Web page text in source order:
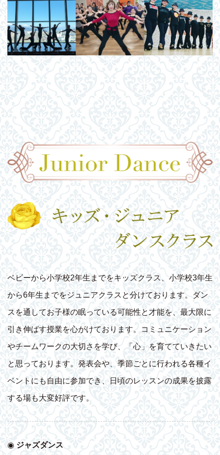
ベビーから小学校2年生までをキッズクラス、小学校3年生
から6年生までをジュニアクラスと分けております。ダン
スを通してお子様の眠っている可能性と才能を、最大限に
引き伸ばす授業を心がけております。コミュニケーション
やチームワークの大切さを学び、「心」を育てていきたい
と思っております。発表会や、季節ごとに行われる各種イ
ベントにも自由に参加でき、日頃のレッスンの成果を披露
する場も大変好評です。
◉ ジャズダンス